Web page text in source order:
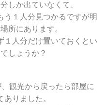
しか出ていなくて、
う１人分見つかるですが明
所にあります。
１人分だけ置いておくとい
しょうか？
観光から戻ったら部屋に
りました。